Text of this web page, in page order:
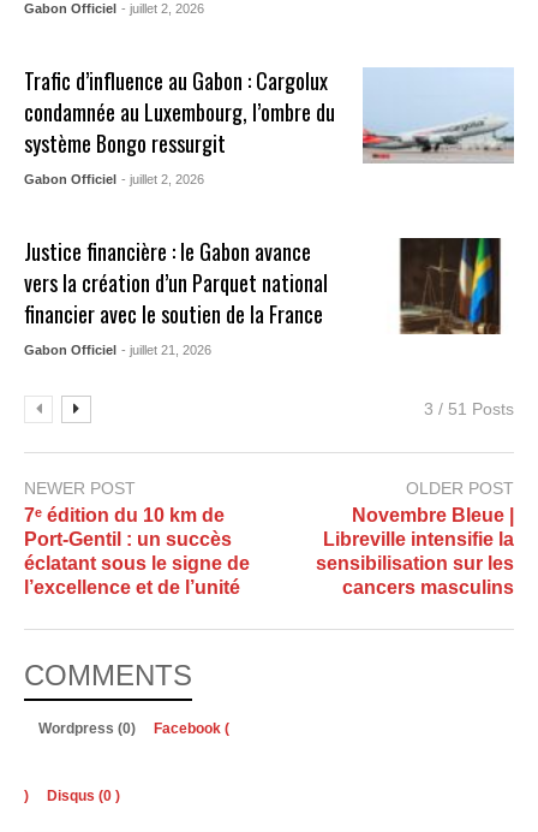
Gabon Officiel - juillet 2, 2026
Trafic d’influence au Gabon : Cargolux
condamnée au Luxembourg, l’ombre du
système Bongo ressurgit
Gabon Officiel - juillet 2, 2026
Justice financière : le Gabon avance
vers la création d’un Parquet national
financier avec le soutien de la France
Gabon Officiel - juillet 21, 2026
3 / 51 Posts
NEWER POST
7ᵉ édition du 10 km de
Port-Gentil : un succès
éclatant sous le signe de
l’excellence et de l’unité
OLDER POST
Novembre Bleue |
Libreville intensifie la
sensibilisation sur les
cancers masculins
COMMENTS
Wordpress (0) Facebook (
) Disqus (0 )